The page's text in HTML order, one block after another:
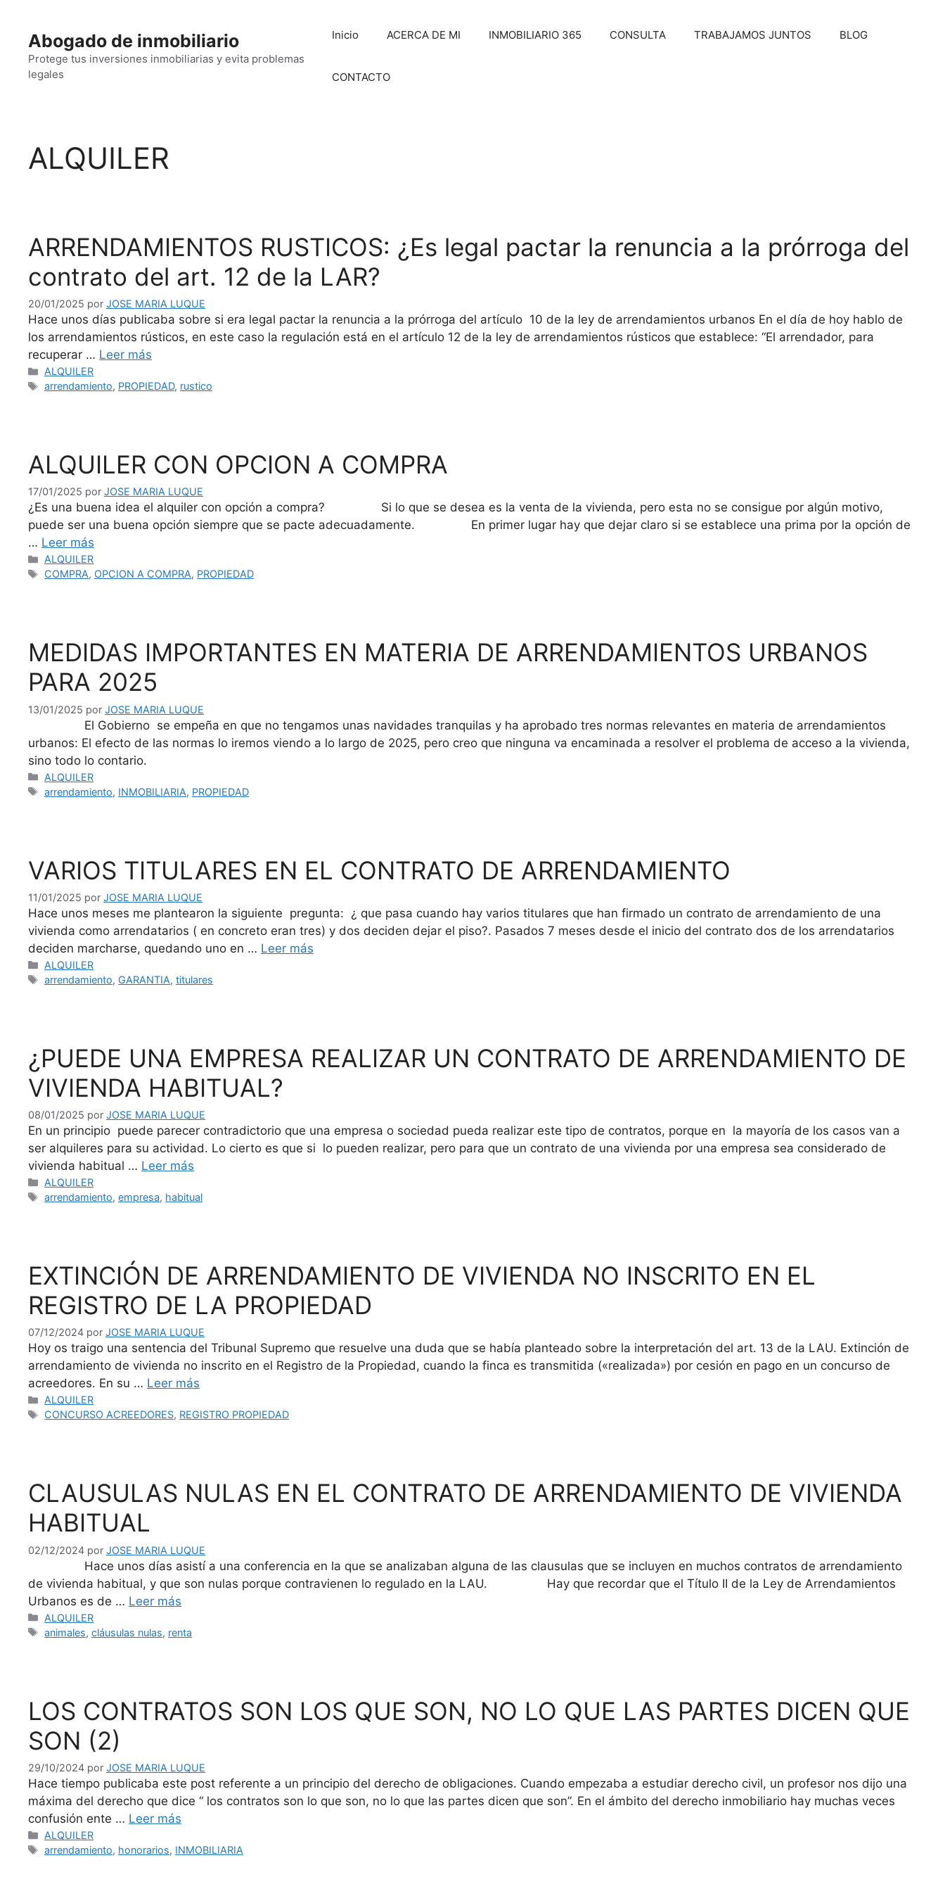
contenidoAbogado de inmobiliario
Protege tus inversiones inmobiliarias y evita problemas
legales
Inicio ACERCA DE MI INMOBILIARIO 365 CONSULTA TRABAJAMOS JUNTOS BLOG
CONTACTO
ALQUILER
ARRENDAMIENTOS RUSTICOS: ¿Es legal pactar la renuncia a la prórroga del
contrato del art. 12 de la LAR?
20/01/2025 por JOSE MARIA LUQUE
Hace unos días publicaba sobre si era legal pactar la renuncia a la prórroga del artículo 10 de la ley de arrendamientos urbanos En el día de hoy hablo de
los arrendamientos rústicos, en este caso la regulación está en el artículo 12 de la ley de arrendamientos rústicos que establece: “El arrendador, para
recuperar … Leer más
Categorías
ALQUILER
Etiquetas
arrendamiento, PROPIEDAD, rustico
ALQUILER CON OPCION A COMPRA
17/01/2025 por JOSE MARIA LUQUE
¿Es una buena idea el alquiler con opción a compra? Si lo que se desea es la venta de la vivienda, pero esta no se consigue por algún motivo,
puede ser una buena opción siempre que se pacte adecuadamente. En primer lugar hay que dejar claro si se establece una prima por la opción de
… Leer más
Categorías
ALQUILER
Etiquetas
COMPRA, OPCION A COMPRA, PROPIEDAD
MEDIDAS IMPORTANTES EN MATERIA DE ARRENDAMIENTOS URBANOS
PARA 2025
13/01/2025 por JOSE MARIA LUQUE
El Gobierno se empeña en que no tengamos unas navidades tranquilas y ha aprobado tres normas relevantes en materia de arrendamientos
urbanos: El efecto de las normas lo iremos viendo a lo largo de 2025, pero creo que ninguna va encaminada a resolver el problema de acceso a la vivienda,
sino todo lo contario.
Categorías
ALQUILER
Etiquetas
arrendamiento, INMOBILIARIA, PROPIEDAD
VARIOS TITULARES EN EL CONTRATO DE ARRENDAMIENTO
11/01/2025 por JOSE MARIA LUQUE
Hace unos meses me plantearon la siguiente pregunta: ¿ que pasa cuando hay varios titulares que han firmado un contrato de arrendamiento de una
vivienda como arrendatarios ( en concreto eran tres) y dos deciden dejar el piso?. Pasados 7 meses desde el inicio del contrato dos de los arrendatarios
deciden marcharse, quedando uno en … Leer más
Categorías
ALQUILER
Etiquetas
arrendamiento, GARANTIA,titulares
¿PUEDE UNA EMPRESA REALIZAR UN CONTRATO DE ARRENDAMIENTO DE
VIVIENDA HABITUAL?
08/01/2025 por JOSE MARIA LUQUE
En un principio puede parecer contradictorio que una empresa o sociedad pueda realizar este tipo de contratos, porque en la mayoría de los casos van a
ser alquileres para su actividad. Lo cierto es que si lo pueden realizar, pero para que un contrato de una vivienda por una empresa sea considerado de
vivienda habitual … Leer más
Categorías
ALQUILER
Etiquetas
arrendamiento,empresa, habitual
EXTINCIÓN DE ARRENDAMIENTO DE VIVIENDA NO INSCRITO EN EL
REGISTRO DE LA PROPIEDAD
07/12/2024 por JOSE MARIA LUQUE
Hoy os traigo una sentencia del Tribunal Supremo que resuelve una duda que se había planteado sobre la interpretación del art. 13 de la LAU. Extinción de
arrendamiento de vivienda no inscrito en el Registro de la Propiedad, cuando la finca es transmitida («realizada») por cesión en pago en un concurso de
acreedores. En su … Leer más
Categorías
ALQUILER
Etiquetas
CONCURSO ACREEDORES, REGISTRO PROPIEDAD
CLAUSULAS NULAS EN EL CONTRATO DE ARRENDAMIENTO DE VIVIENDA
HABITUAL
02/12/2024 por JOSE MARIA LUQUE
Hace unos días asistí a una conferencia en la que se analizaban alguna de las clausulas que se incluyen en muchos contratos de arrendamiento
de vivienda habitual, y que son nulas porque contravienen lo regulado en la LAU. Hay que recordar que el Título II de la Ley de Arrendamientos
Urbanos es de … Leer más
Categorías
ALQUILER
Etiquetas
animales,cláusulas nulas, renta
LOS CONTRATOS SON LOS QUE SON, NO LO QUE LAS PARTES DICEN QUE
SON (2)
29/10/2024 por JOSE MARIA LUQUE
Hace tiempo publicaba este post referente a un principio del derecho de obligaciones. Cuando empezaba a estudiar derecho civil, un profesor nos dijo una
máxima del derecho que dice “ los contratos son lo que son, no lo que las partes dicen que son”. En el ámbito del derecho inmobiliario hay muchas veces
confusión ente … Leer más
Categorías
ALQUILER
Etiquetas
arrendamiento, honorarios, INMOBILIARIA